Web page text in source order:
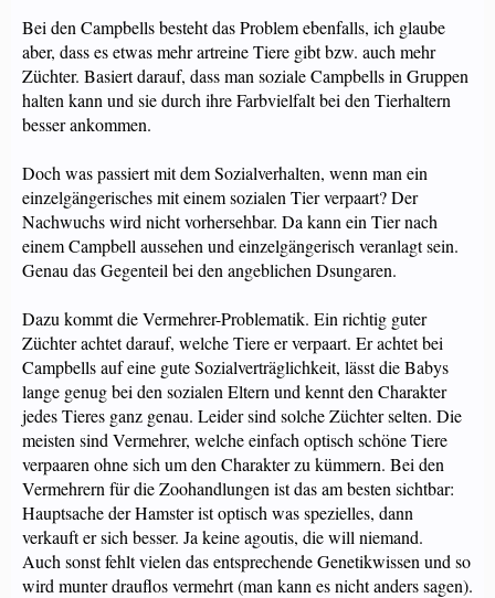
Bei den Campbells besteht das Problem ebenfalls, ich glaube
aber, dass es etwas mehr artreine Tiere gibt bzw. auch mehr
Züchter. Basiert darauf, dass man soziale Campbells in Gruppen
halten kann und sie durch ihre Farbvielfalt bei den Tierhaltern
besser ankommen.
Doch was passiert mit dem Sozialverhalten, wenn man ein
einzelgängerisches mit einem sozialen Tier verpaart? Der
Nachwuchs wird nicht vorhersehbar. Da kann ein Tier nach
einem Campbell aussehen und einzelgängerisch veranlagt sein.
Genau das Gegenteil bei den angeblichen Dsungaren.
Dazu kommt die Vermehrer-Problematik. Ein richtig guter
Züchter achtet darauf, welche Tiere er verpaart. Er achtet bei
Campbells auf eine gute Sozialverträglichkeit, lässt die Babys
lange genug bei den sozialen Eltern und kennt den Charakter
jedes Tieres ganz genau. Leider sind solche Züchter selten. Die
meisten sind Vermehrer, welche einfach optisch schöne Tiere
verpaaren ohne sich um den Charakter zu kümmern. Bei den
Vermehrern für die Zoohandlungen ist das am besten sichtbar:
Hauptsache der Hamster ist optisch was spezielles, dann
verkauft er sich besser. Ja keine agoutis, die will niemand.
Auch sonst fehlt vielen das entsprechende Genetikwissen und so
wird munter drauflos vermehrt (man kann es nicht anders sagen).